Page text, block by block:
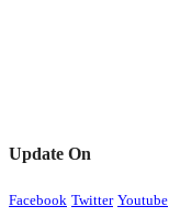
Update On
Facebook Twitter Youtube